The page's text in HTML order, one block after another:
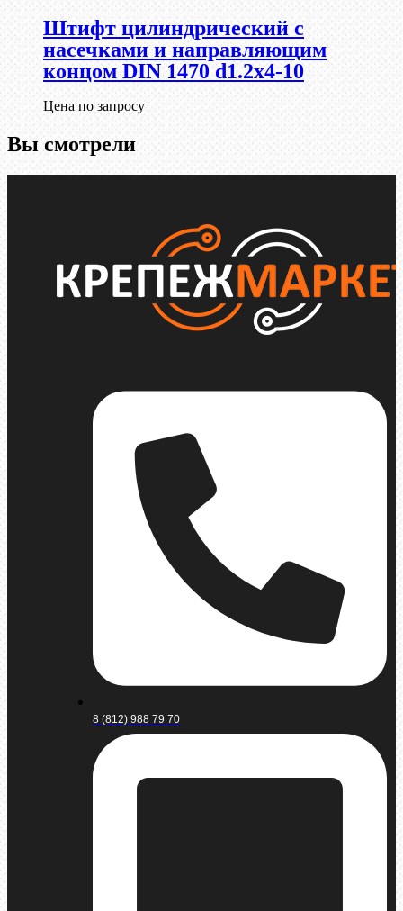
Штифт цилиндрический с
насечками и направляющим
концом DIN 1470 d1.2х4-10
Цена по запросу
Вы смотрели
8 (812) 988 79 70